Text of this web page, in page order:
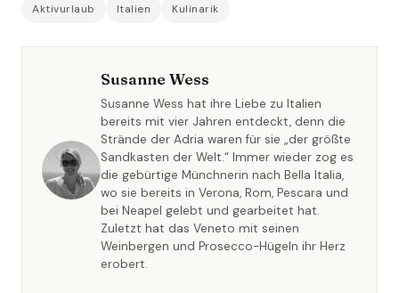
Aktivurlaub Italien Kulinarik
Susanne Wess
Susanne Wess hat ihre Liebe zu Italien
bereits mit vier Jahren entdeckt, denn die
Strände der Adria waren für sie „der größte
Sandkasten der Welt.“ Immer wieder zog es
die gebürtige Münchnerin nach Bella Italia,
wo sie bereits in Verona, Rom, Pescara und
bei Neapel gelebt und gearbeitet hat.
Zuletzt hat das Veneto mit seinen
Weinbergen und Prosecco-Hügeln ihr Herz
erobert.